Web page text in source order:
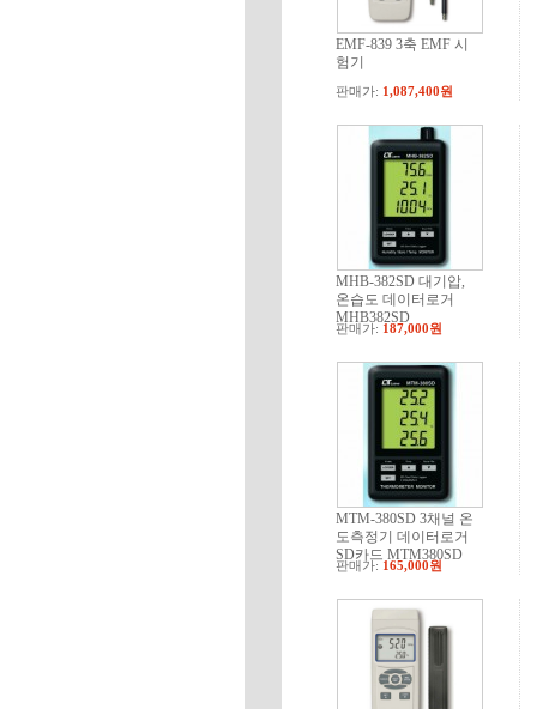
EMF-839 3축 EMF 시
험기
판매가: 1,087,400원
MHB-382SD 대기압,
온습도 데이터로거
MHB382SD
판매가: 187,000원
MTM-380SD 3채널 온
도측정기 데이터로거
SD카드 MTM380SD
판매가: 165,000원